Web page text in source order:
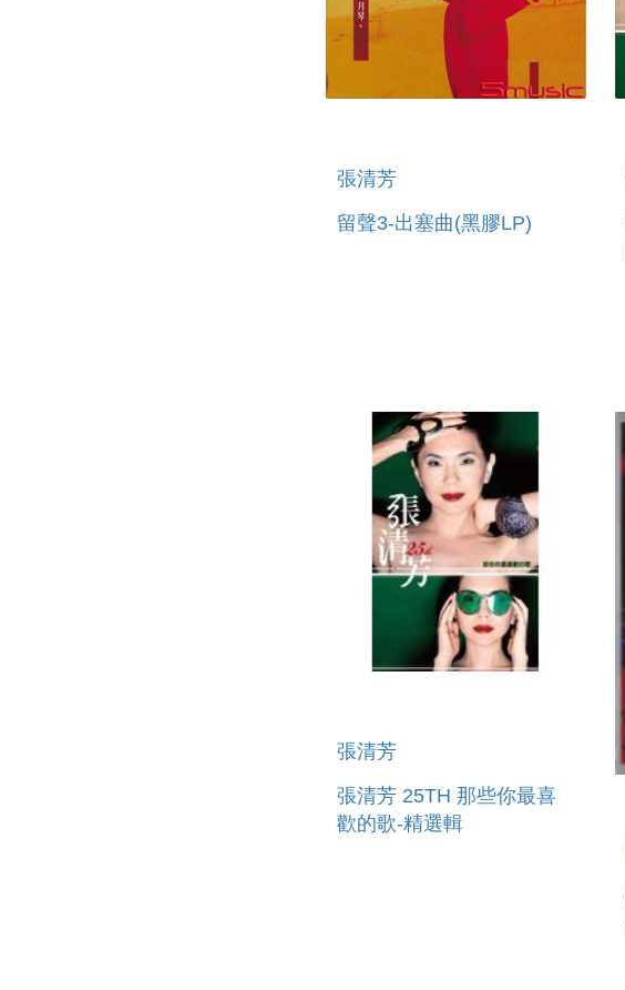
張清芳
留聲3-出塞曲(黑膠LP)
張清芳
張清芳 25TH 那些你最喜
歡的歌-精選輯